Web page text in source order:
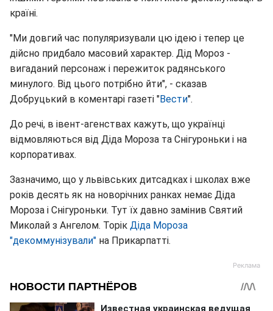
країні.
"Ми довгий час популяризували цю ідею і тепер це
дійсно придбало масовий характер. Дід Мороз -
вигаданий персонаж і пережиток радянського
минулого. Від цього потрібно йти", - сказав
Добруцький в коментарі газеті "Вести".
До речі, в івент-агенствах кажуть, що українці
відмовляються від Діда Мороза та Снігуроньки і на
корпоративах.
Зазначимо, що у львівських дитсадках і школах вже
років десять як на новорічних ранках немає Діда
Мороза і Снігуроньки. Тут їх давно замінив Святий
Миколай з Ангелом. Торік Діда Мороза
"декоммунізували" на Прикарпатті.